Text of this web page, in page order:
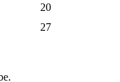
20
27